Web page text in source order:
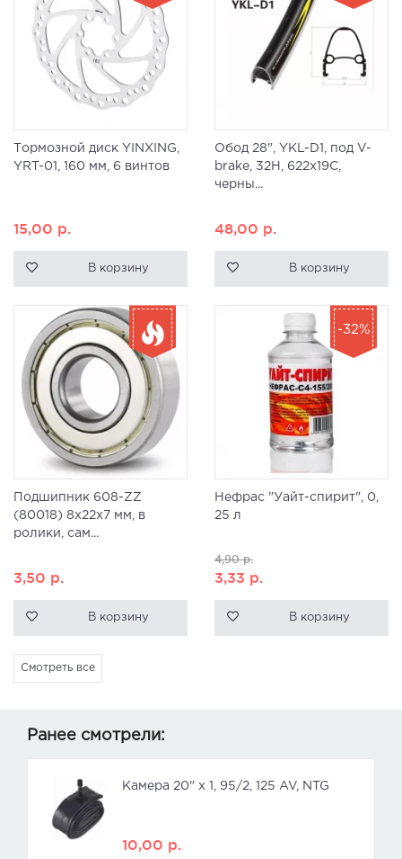
Тормозной диск YINXING,
YRT-01, 160 мм, 6 винтов
15,00 р.
В корзину
Обод 28", YKL-D1, под V-
brake, 32H, 622x19С,
черны...
48,00 р.
В корзину
Подшипник 608-ZZ
(80018) 8x22x7 мм, в
ролики, сам...
3,50 р.
В корзину
Нефрас "Уайт-спирит", 0,
25 л
4,90р.
3,33 р.
В корзину
-32%
Смотреть все
Ранее смотрели:
Камера 20" x 1, 95/2, 125 AV, NTG
10,00 р.